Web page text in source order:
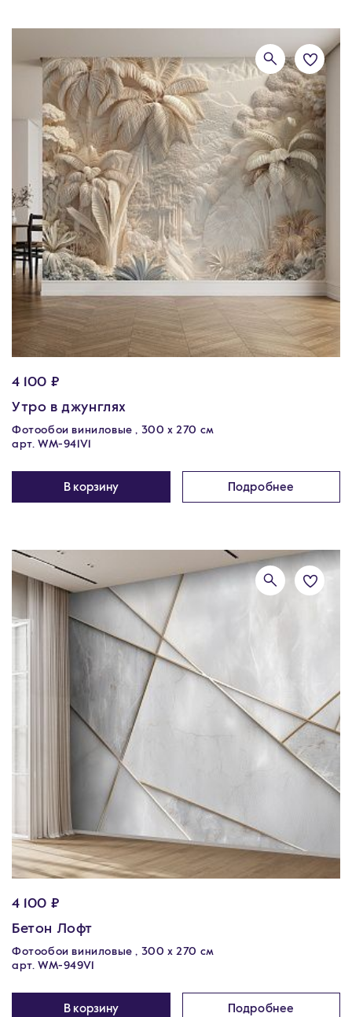
4 100 ₽
Утро в джунглях
Фотообои виниловые , 300 х 270 см
арт. WM-941V1
В корзину Подробнее
4 100 ₽
Бетон Лофт
Фотообои виниловые , 300 х 270 см
арт. WM-949V1
В корзину Подробнее